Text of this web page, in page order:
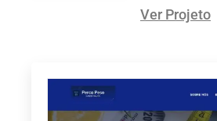
Ver Projeto